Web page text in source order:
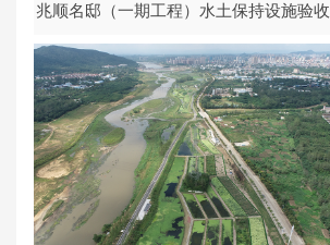
兆顺名邸（一期工程）水土保持设施验收